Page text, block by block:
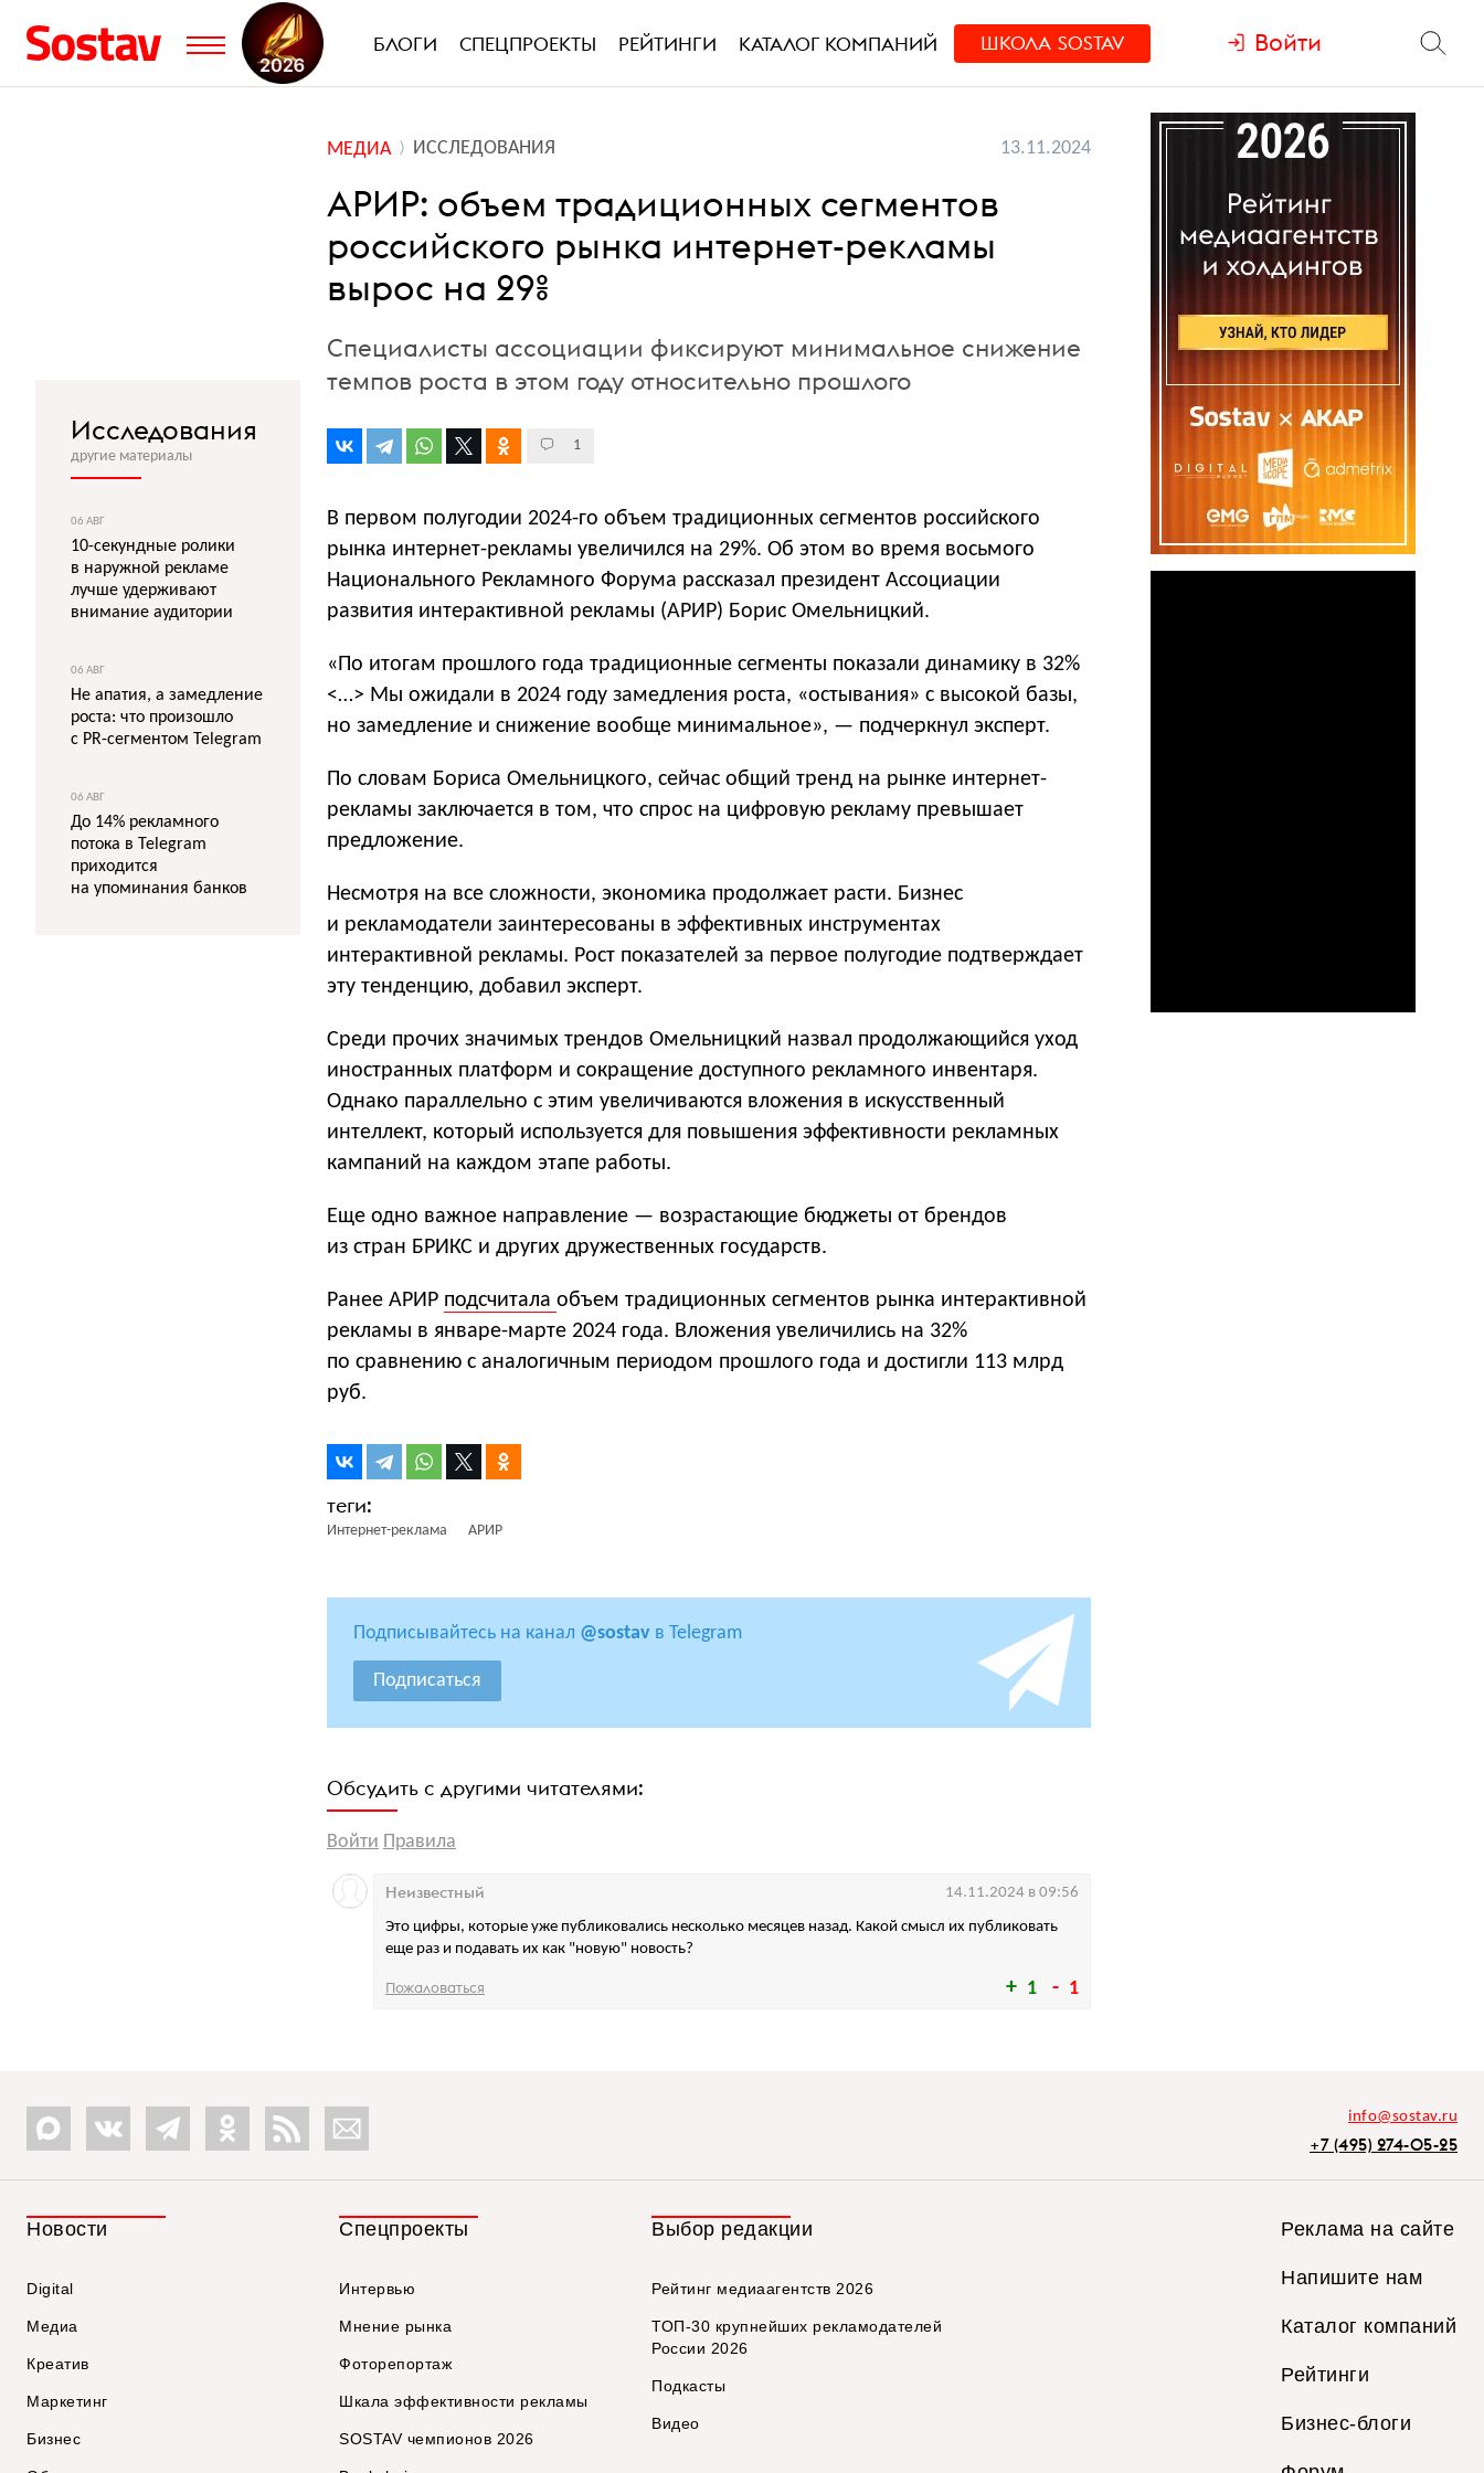
БЛОГИ СПЕЦПРОЕКТЫ РЕЙТИНГИ КАТАЛОГ КОМПАНИЙ ШКОЛА SOSTAV Войти
МЕДИА ИССЛЕДОВАНИЯ 13.11.2024
АРИР: объем традиционных сегментов
российского рынка интернет-рекламы
вырос на 29%
Специалисты ассоциации фиксируют минимальное снижение
темпов роста в этом году относительно прошлого
1
В первом полугодии 2024-го объем традиционных сегментов российского
рынка интернет-рекламы увеличился на 29%. Об этом во время восьмого
Национального Рекламного Форума рассказал президент Ассоциации
развития интерактивной рекламы (АРИР) Борис Омельницкий.
«По итогам прошлого года традиционные сегменты показали динамику в 32%
<…> Мы ожидали в 2024 году замедления роста, «остывания» с высокой базы,
но замедление и снижение вообще минимальное», — подчеркнул эксперт.
По словам Бориса Омельницкого, сейчас общий тренд на рынке интернет-
рекламы заключается в том, что спрос на цифровую рекламу превышает
предложение.
Несмотря на все сложности, экономика продолжает расти. Бизнес
и рекламодатели заинтересованы в эффективных инструментах
интерактивной рекламы. Рост показателей за первое полугодие подтверждает
эту тенденцию, добавил эксперт.
Среди прочих значимых трендов Омельницкий назвал продолжающийся уход
иностранных платформ и сокращение доступного рекламного инвентаря.
Однако параллельно с этим увеличиваются вложения в искусственный
интеллект, который используется для повышения эффективности рекламных
кампаний на каждом этапе работы.
Еще одно важное направление — возрастающие бюджеты от брендов
из стран БРИКС и других дружественных государств.
Ранее АРИР подсчитала объем традиционных сегментов рынка интерактивной
рекламы в январе-марте 2024 года. Вложения увеличились на 32%
по сравнению с аналогичным периодом прошлого года и достигли 113 млрд
руб.
Интернет-реклама АРИР
Подписывайтесь на канал @sostav в Telegram
Подписаться
Обсудить с другими читателями:
Войти Правила
1 1
Это цифры, которые уже публиковались несколько месяцев назад. Какой смысл их публиковать
еще раз и подавать их как "новую" новость?
Неизвестный 14.11.2024 в 09:56
Пожаловаться
Исследования
другие материалы
06 АВГ
10-секундные ролики
в наружной рекламе
лучше удерживают
внимание аудитории
06 АВГ
Не апатия, а замедление
роста: что произошло
с PR-сегментом Telegram
06 АВГ
До 14% рекламного
потока в Telegram
приходится
на упоминания банков
info@sostav.ru
+7 (495) 274-05-25
Новости
Digital
Медиа
Креатив
Маркетинг
Бизнес
Спецпроекты
Интервью
Мнение рынка
Фоторепортаж
Шкала эффективности рекламы
SOSTAV чемпионов 2026
Выбор редакции
Рейтинг медиаагентств 2026
ТОП-30 крупнейших рекламодателей
России 2026
Подкасты
Видео
Реклама на сайте
Напишите нам
Каталог компаний
Рейтинги
Бизнес-блоги